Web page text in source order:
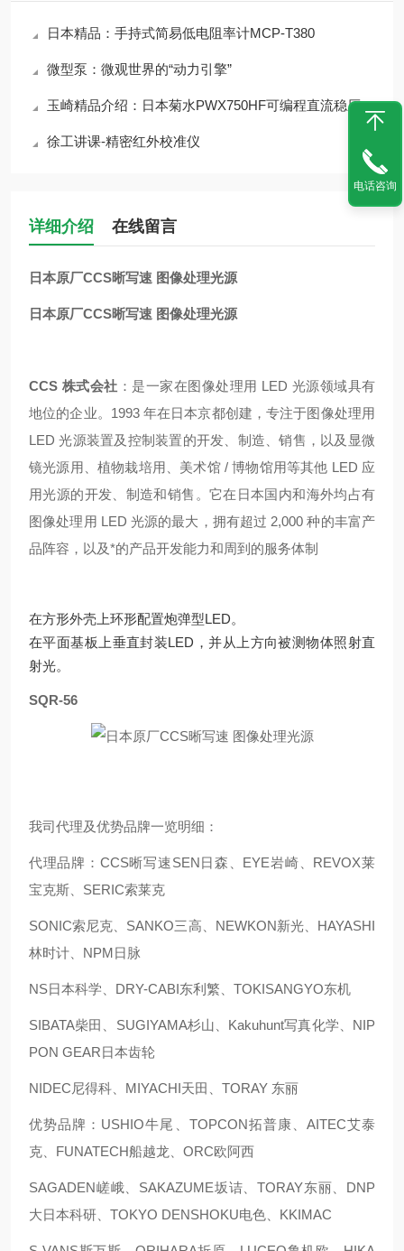
日本精品：手持式简易低电阻率计MCP-T380
微型泵：微观世界的“动力引擎”
玉崎精品介绍：日本菊水PWX750HF可编程直流稳压电源
徐工讲课-精密红外校准仪
详细介绍 在线留言
日本原厂CCS晰写速 图像处理光源
日本原厂CCS晰写速 图像处理光源
CCS 株式会社 ：是一家在图像处理用 LED 光源领域具有
地位的企业。1993 年在日本京都创建，专注于图像处理用
LED 光源装置及控制装置的开发、制造、销售，以及显微
镜光源用、植物栽培用、美术馆 / 博物馆用等其他 LED 应
用光源的开发、制造和销售 。它在日本国内和海外均占有
图像处理用 LED 光源的最大，拥有超过 2,000 种的丰富产
品阵容，以及*的产品开发能力和周到的服务体制
在方形外壳上环形配置炮弹型LED。
在平面基板上垂直封装LED，并从上方向被测物体照射直
射光。
SQR-56
我司代理及优势品牌一览明细：
代理品牌：CCS晰写速SEN日森、EYE岩崎、REVOX莱
宝克斯、SERIC索莱克
SONIC索尼克、SANKO三高、NEWKON新光、HAYASHI
林时计、NPM日脉
NS日本科学、DRY-CABI东利繁、TOKISANGYO东机
SIBATA柴田、SUGIYAMA杉山、Kakuhunt写真化学、NIP
PON GEAR日本齿轮
NIDEC尼得科、MIYACHI天田、TORAY 东丽
优势品牌：USHIO牛尾、TOPCON拓普康、AITEC艾泰
克、FUNATECH船越龙、ORC欧阿西
SAGADEN嵯峨、SAKAZUME坂诘、TORAY东丽、DNP
大日本科研、TOKYO DENSHOKU电色、KKIMAC
电话咨询